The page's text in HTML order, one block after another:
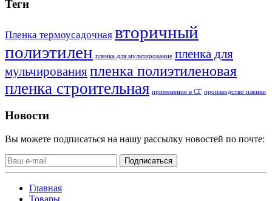
Теги
Пленка термоусадочная вторичный
полиэтилен пленка для мульчирование пленка для
мульчированияпленка полиэтиленовая
пленка строительная применение в СГ производство пленки
Новости
Вы можете подписаться на нашу рассылку новостей по почте:
Подписаться
Главная
Товары